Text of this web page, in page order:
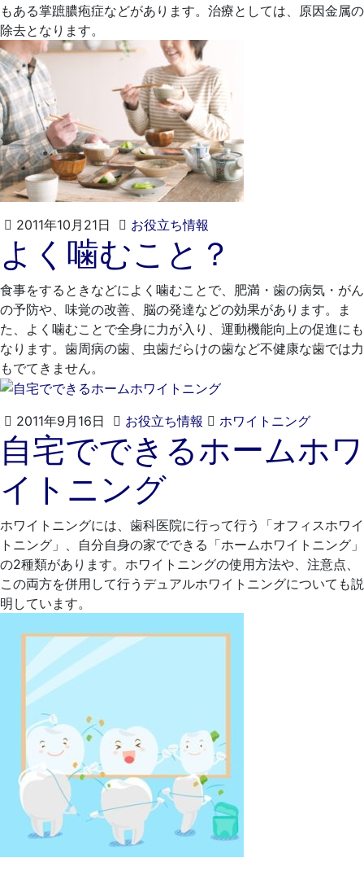
もある掌蹠膿疱症などがあります。治療としては、原因金属の
除去となります。
2011年10月21日 お役立ち情報
年
4
月
20
日
れ
も
と
歯
科
医
院
よく噛むこと？
食事をするときなどによく噛むことで、肥満・歯の病気・がん
の予防や、味覚の改善、脳の発達などの効果があります。ま
た、よく噛むことで全身に力が入り、運動機能向上の促進にも
なります。歯周病の歯、虫歯だらけの歯など不健康な歯では力
もでてきません。
2011年9月16日 お役立ち情報 ホワイトニング2021
年
4
日
く
れ
も
科
医
院
自宅でできるホームホワ
イトニング
ホワイトニングには、歯科医院に行って行う「オフィスホワイ
トニング」、自分自身の家でできる「ホームホワイトニング」
の2種類があります。ホワイトニングの使用方法や、注意点、
この両方を併用して行うデュアルホワイトニングについても説
明しています。